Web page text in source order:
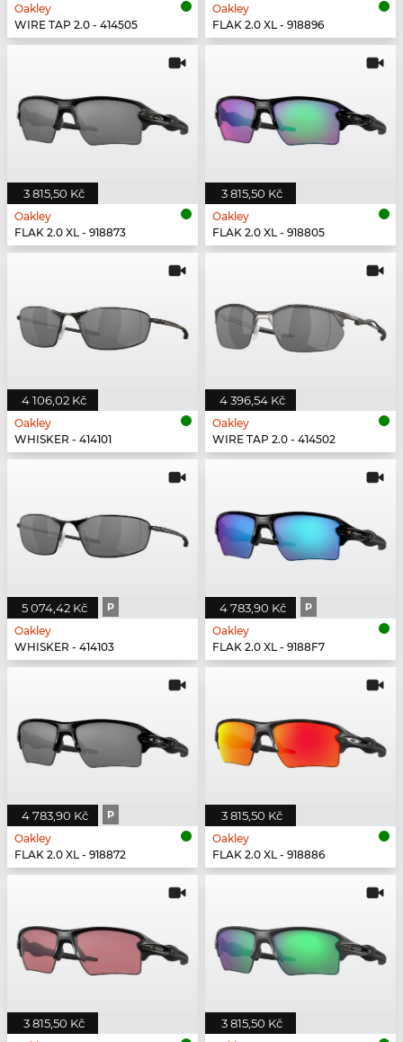
Oakley
WIRE TAP 2.0 - 414505
Oakley
FLAK 2.0 XL - 918896
3 815,50 Kč
Oakley
FLAK 2.0 XL - 918873
3 815,50 Kč
Oakley
FLAK 2.0 XL - 918805
4 106,02 Kč
Oakley
WHISKER - 414101
4 396,54 Kč
Oakley
WIRE TAP 2.0 - 414502
5 074,42 Kč P
Oakley
WHISKER - 414103
4 783,90 Kč P
Oakley
FLAK 2.0 XL - 9188F7
4 783,90 Kč P
Oakley
FLAK 2.0 XL - 918872
3 815,50 Kč
Oakley
FLAK 2.0 XL - 918886
3 815,50 Kč 3 815,50 Kč